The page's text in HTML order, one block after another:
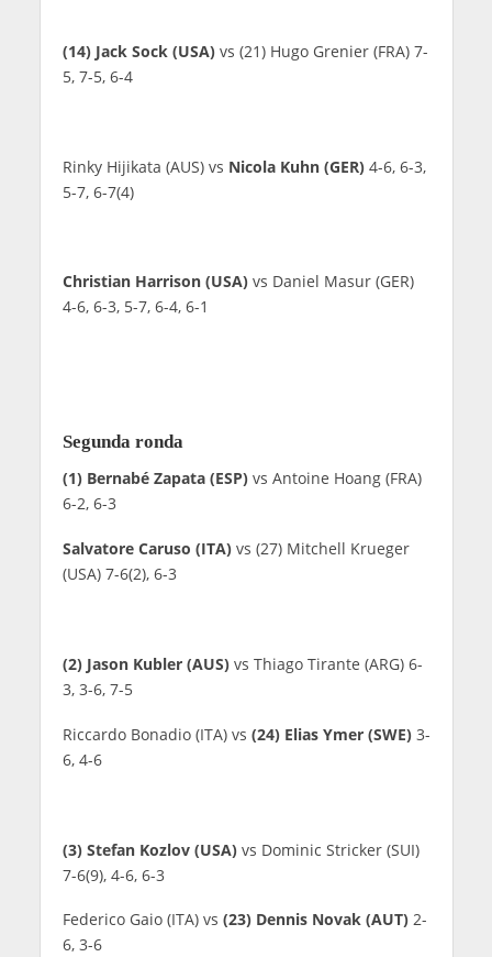
(14) Jack Sock (USA)vs (21) Hugo Grenier (FRA) 7-
5, 7-5, 6-4
Rinky Hijikata (AUS) vs Nicola Kuhn (GER)4-6, 6-3,
5-7, 6-7(4)
Christian Harrison (USA)vs Daniel Masur (GER)
4-6, 6-3, 5-7, 6-4, 6-1
Segunda ronda
(1) Bernabé Zapata (ESP)vs Antoine Hoang (FRA)
6-2, 6-3
Salvatore Caruso (ITA)vs (27) Mitchell Krueger
(USA) 7-6(2), 6-3
(2) Jason Kubler (AUS)vs Thiago Tirante (ARG) 6-
3, 3-6, 7-5
Riccardo Bonadio (ITA) vs (24) Elias Ymer (SWE)3-
6, 4-6
(3) Stefan Kozlov (USA)vs Dominic Stricker (SUI)
7-6(9), 4-6, 6-3
Federico Gaio (ITA) vs (23) Dennis Novak (AUT)2-
6, 3-6